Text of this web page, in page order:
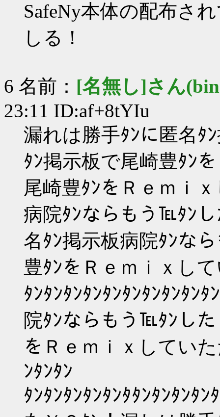
SafeNy本体の配布さ
しる！
6 名前： [名無し]さん
23:11 ID:af+8tYIu
漏れは勝手ﾀﾝに匿名ﾀ
ﾀﾝ掲示板で尾崎豊ﾀﾝ
尾崎豊ﾀﾝをＲｅｍｉ
病院ﾀﾝならもう℡ﾀﾝ
名ﾀﾝ掲示板病院ﾀﾝな
豊ﾀﾝをＲｅｍｉｘし
ﾀﾝﾀﾝﾀﾝﾀﾝﾀﾝﾀﾝﾀﾝﾀﾝﾀﾝ
院ﾀﾝならもう℡ﾀﾝし
をＲｅｍｉｘしてい
ﾝﾀﾝﾀﾝ
ﾀﾝﾀﾝﾀﾝﾀﾝﾀﾝﾀﾀﾝﾀﾝﾀﾝﾀ